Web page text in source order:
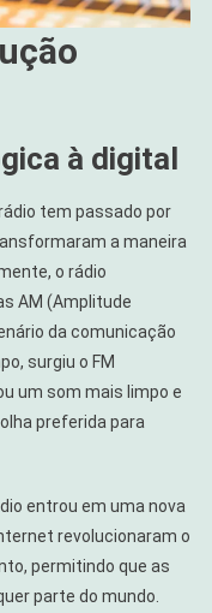
à digital
tem passado por
a maneira
o rádio
AM (Amplitude
da comunicação
surgiu o FM
um som mais limpo e
preferida para
entrou em uma nova
revolucionaram o
permitindo que as
parte do mundo.